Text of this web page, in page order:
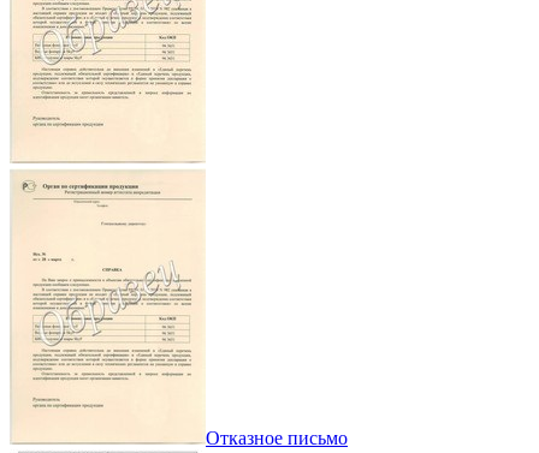
Отказное письмо